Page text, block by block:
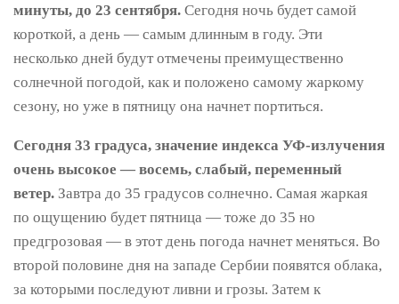
минуты, до 23 сентября. Сегодня ночь будет самой
короткой, а день — самым длинным в году. Эти
несколько дней будут отмечены преимущественно
солнечной погодой, как и положено самому жаркому
сезону, но уже в пятницу она начнет портиться.
Сегодня 33 градуса, значение индекса УФ-излучения
очень высокое — восемь, слабый, переменный
ветер. Завтра до 35 градусов солнечно. Самая жаркая
по ощущению будет пятница — тоже до 35 но
предгрозовая — в этот день погода начнет меняться. Во
второй половине дня на западе Сербии появятся облака,
за которыми последуют ливни и грозы. Затем к